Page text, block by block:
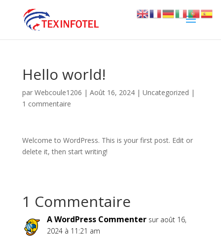
Hello world!
par Webcoule1206 | Août 16, 2024| Uncategorized |
1 commentaire
Welcome to WordPress. This is your first post. Edit or
delete it, then start writing!
1 Commentaire
A WordPress Commenter sur août 16,
2024 à 11:21 am